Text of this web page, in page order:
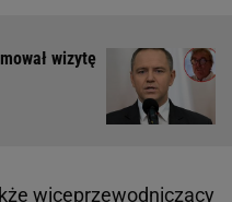
wizytę
wiceprzewodniczący